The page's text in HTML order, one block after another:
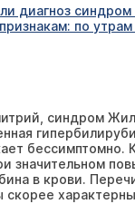
диагноз
по утрам
после еды. Также
гастрит. Могут ли
в сочетании давать
синдром
бессимптомно.
значительном
в крови.
скорее